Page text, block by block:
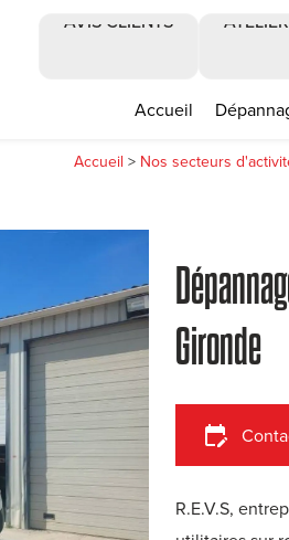
AVIS CLIENTS
Accueil
Accueil > Nos secteurs
Gironde
edit_calendar
R.E.V.S,